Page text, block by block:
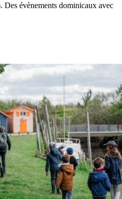
évènements dominicaux avec